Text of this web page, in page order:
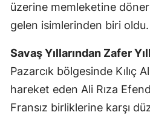
üzerine memleketine
gelen isimlerinden biri oldu.
Savaş Yıllarından Zafer
Pazarcık bölgesinde Kılıç
hareket eden Ali Rıza
Fransız birliklerine karşı